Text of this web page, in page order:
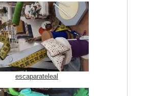
escaparateleal